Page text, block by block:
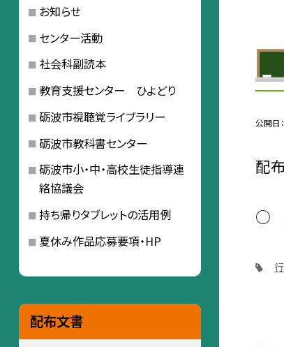
公開日
配
○
お知らせ
センター活動
社会科副読本
教育支援センター ひよどり
砺波市視聴覚ライブラリー
砺波市教科書センター
砺波市小・中・高校生徒指導連
絡協議会
持ち帰りタブレットの活用例
夏休み作品応募要項・HP
配布文書